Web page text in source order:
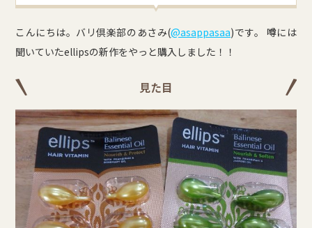
こんにちは。バリ倶楽部のあさみ(@asappasaa)です。 噂には
聞いていたellipsの新作をやっと購入しました！！
見た目